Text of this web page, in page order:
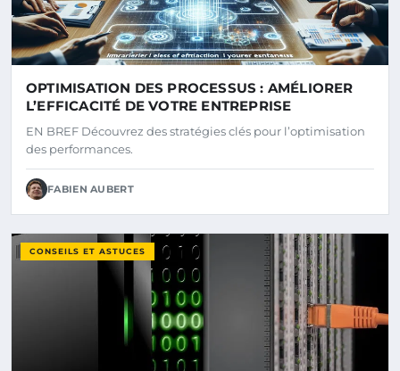
OPTIMISATION DES PROCESSUS : AMÉLIORER
L’EFFICACITÉ DE VOTRE ENTREPRISE
EN BREF Découvrez des stratégies clés pour l’optimisation
des performances.
FABIEN AUBERT
CONSEILS ET ASTUCES